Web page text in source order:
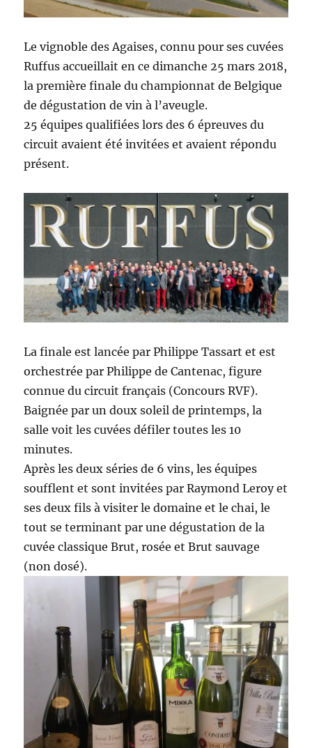
Le vignoble des Agaises, connu pour ses cuvées
Ruffus accueillait en ce dimanche 25 mars 2018,
la première finale du championnat de Belgique
de dégustation de vin à l’aveugle.
25 équipes qualifiées lors des 6 épreuves du
circuit avaient été invitées et avaient répondu
présent.
La finale est lancée par Philippe Tassart et est
orchestrée par Philippe de Cantenac, figure
connue du circuit français (Concours RVF).
Baignée par un doux soleil de printemps, la
salle voit les cuvées défiler toutes les 10
minutes.
Après les deux séries de 6 vins, les équipes
soufflent et sont invitées par Raymond Leroy et
ses deux fils à visiter le domaine et le chai, le
tout se terminant par une dégustation de la
cuvée classique Brut, rosée et Brut sauvage
(non dosé).